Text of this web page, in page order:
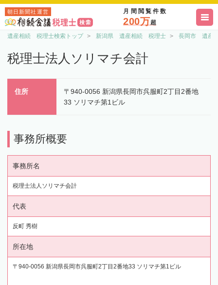
朝日新聞社運営 月間閲覧件数
200万超
遺産相続 税理士検索トップ 新潟県 遺産相続 税理士 長岡市 遺産
税理士法人ソリマチ会計
住所
〒940-0056 新潟県長岡市呉服町2丁目2番地
33 ソリマチ第1ビル
事務所概要
事務所名
税理士法人ソリマチ会計
代表
反町 秀樹
所在地
〒940-0056 新潟県長岡市呉服町2丁目2番地33 ソリマチ第1ビル